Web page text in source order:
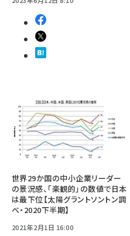
世界29か国の中小企業リーダー
の景況感、「楽観的」の数値で日本
は最下位【太陽グラントソントン調
べ・2020下半期】
2021年2月1日 16:00